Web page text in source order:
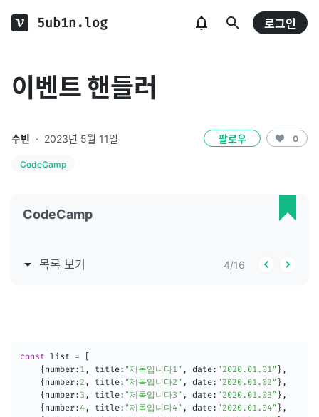
5ub1n.log 로그인
이벤트 핸들러
수빈 · 2023년 5월 11일 팔로우 0
CodeCamp
CodeCamp
목록 보기 4/16
const list =
{ number: 1, title: "제목입니다1" , date: "2020.01.01" } ,
{ number: 2 , title: "제목입니다2" , date: "2020.01.02" } ,
{ number: 3 , title: "제목입니다3" , date: "2020.01.03" } ,
{ number: 4, title: "제목입니다4" , date: "2020.01.04" } ,